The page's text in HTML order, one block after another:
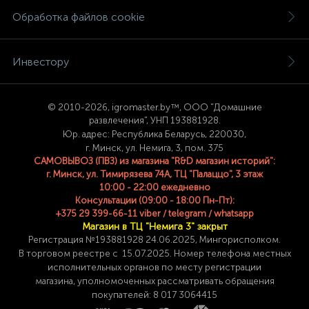
Обработка файлов cookie
Инвестору
© 2010-2026, igromaster.by™, ООО "Домашние
развлечения", УНП 193881928.
Юр. адрес: Республика Беларусь, 220030,
г. Минск, ул. Немига, 3, пом. 375
САМОВЫВОЗ (ПВЗ) из магазина "R&D магазин историй":
г. Минск, ул. Тимирязева 74A, ТЦ "Палаццо", 3 этаж
10:00 - 22:00 ежедневно
Консультации (09:00 - 18:00 Пн-Пт):
+375 29 399-66-11 viber / telegram / whatsapp
Магазин в ТЦ "Немига 3" закрыт
Регистрация №193881928 24 .06.2025, Мингорисполком.
В торговом реестре с 15.07.2025. Номер телефона местных
исполнительных органов по месту регистрации
магазина,уполномоченных рассматривать обращения
покупателей: 8 017 3064415